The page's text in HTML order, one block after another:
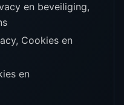
en beveiliging,
Cookies en
en